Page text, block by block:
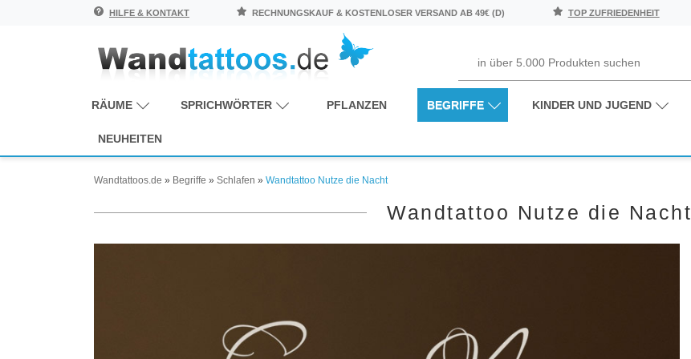
HILFE & KONTAKT RECHNUNGSKAUF & KOSTENLOSER VERSAND AB 49€ (D) TOP ZUFRIEDENHEIT
RÄUME SPRICHWÖRTER PFLANZEN BEGRIFFE KINDER UND JUGEND
NEUHEITEN
Wandtattoos.de » Begriffe » Schlafen » Wandtattoo Nutze die Nacht
Wandtattoo Nutze die Nacht